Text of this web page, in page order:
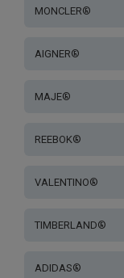
MONCLER®
AIGNER®
MAJE®
REEBOK®
VALENTINO®
TIMBERLAND®
ADIDAS®